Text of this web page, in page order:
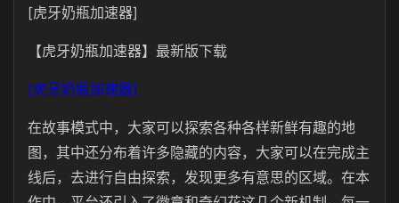
[虎牙奶瓶加速器]
【虎牙奶瓶加速器】最新版下载
[虎牙奶瓶加速器]
在故事模式中，大家可以探索各种各样新鲜有趣的地
图，其中还分布着许多隐藏的内容，大家可以在完成主
线后，去进行自由探索，发现更多有意思的区域。在本